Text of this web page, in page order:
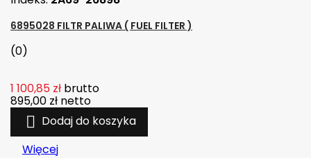
6895028 FILTR PALIWA ( FUEL FILTER )
(0)
1 100,85 zł brutto
895,00 zł netto
 Dodaj do koszyka
Więcej